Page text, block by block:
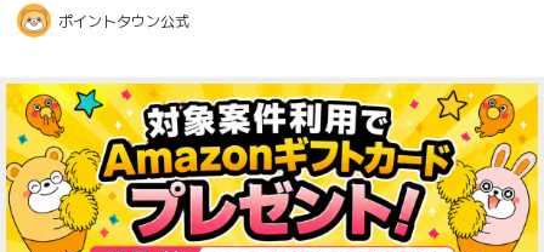
ポイントタウン公式